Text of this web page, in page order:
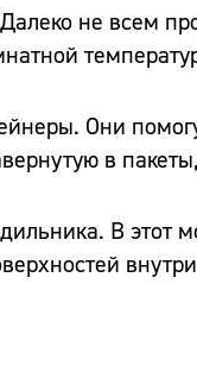
не всем
Они
в
В этот